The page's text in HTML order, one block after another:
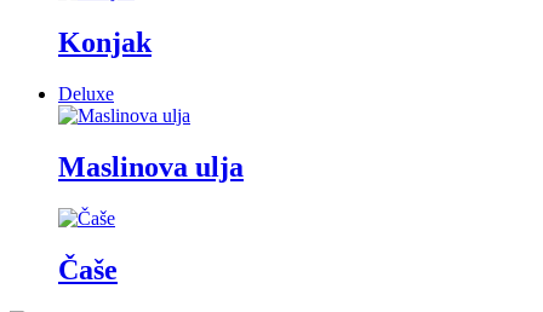
Konjak
Deluxe
Maslinova ulja
Čaše